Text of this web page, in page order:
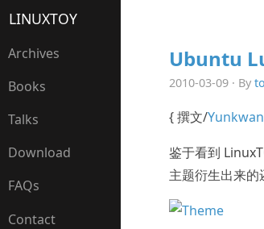
LINUXTOY
Archives
Books
Talks
Download
FAQs
Contact
Ubuntu
2010-03-09 · By
{ 撰文/Yunkwan
鉴于看到
主题衍生出来的